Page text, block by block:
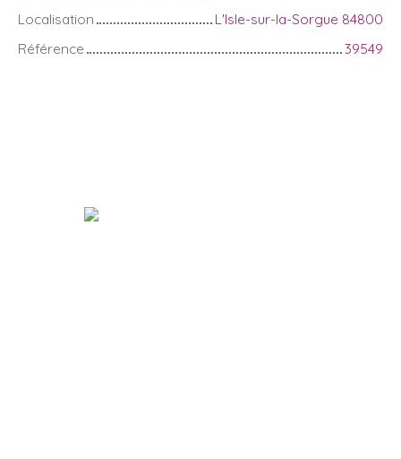
Localisation
L'Isle-sur-la-Sorgue 84800
Référence
39549